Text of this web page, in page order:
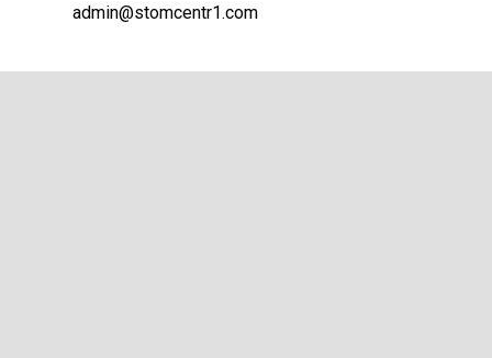
admin@stomcentr1.com